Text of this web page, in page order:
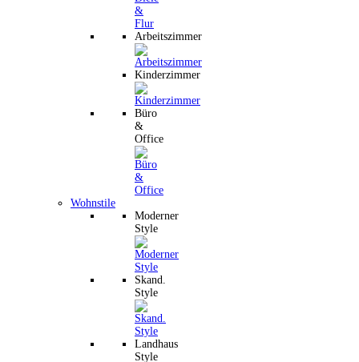
Arbeitszimmer
Kinderzimmer
Büro
&
Office
Wohnstile
Moderner
Style
Skand.
Style
Landhaus
Style